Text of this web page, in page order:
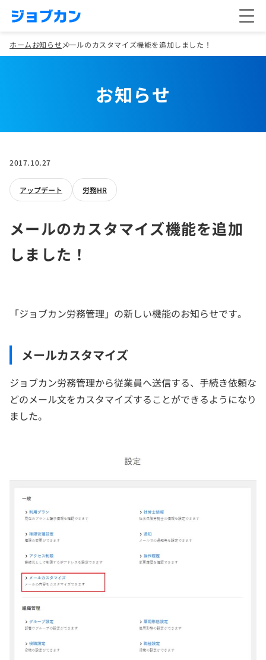
ホームお知らせ メールのカスタマイズ機能を追加しました！
お知らせ
2017.10.27
アップデート 労務HR
メールのカスタマイズ機能を追加
しました！
「ジョブカン労務管理」の新しい機能のお知らせです。
メールカスタマイズ
ジョブカン労務管理から従業員へ送信する、手続き依頼な
どのメール文をカスタマイズすることができるようになり
ました。